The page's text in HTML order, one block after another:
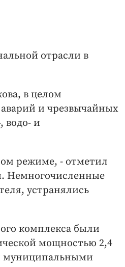
отрасли в
в целом
и чрезвычайных
водо- и
режиме, - отметил
Немногочисленные
устранялись
комплекса были
мощностью 2,4
муниципальными